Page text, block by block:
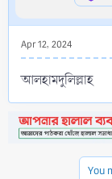
Apr 12, 2024
আলহামদুলিল্লাহ
You